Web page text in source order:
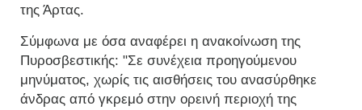
της Άρτας.
Σύμφωνα με όσα αναφέρει η ανακοίνωση της
Πυροσβεστικής: "Σε συνέχεια προηγούμενου
μηνύματος, χωρίς τις αισθήσεις του ανασύρθηκε
άνδρας από γκρεμό στην ορεινή περιοχή της